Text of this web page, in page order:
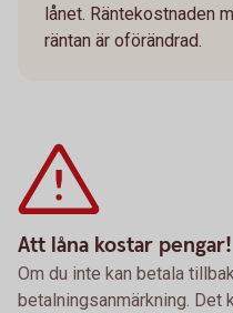
lånet. Räntekostnaden
räntan är oförändrad.
Att låna kostar pengar!
Om du inte kan betala
betalningsanmärkning.